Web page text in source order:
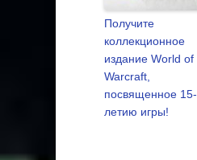
Получите
коллекционное
издание World of
Warcraft,
посвященное 15-
летию игры!